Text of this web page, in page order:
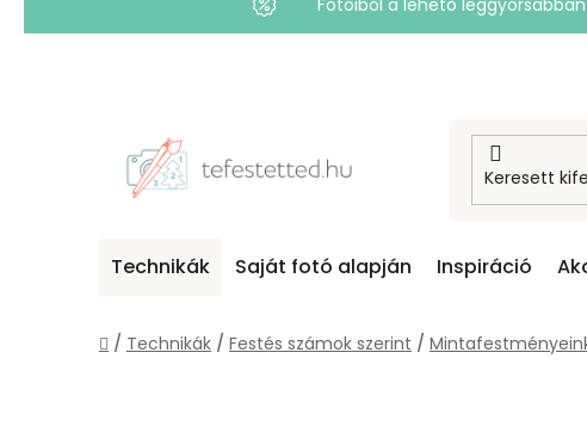
Fotóiból a lehető
Technikák Saját fotó alapján Inspiráció
Kezdőlap
/ Technikák / Festés számok szerint /